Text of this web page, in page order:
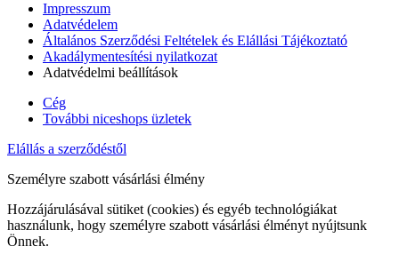
Impresszum
Adatvédelem
Általános Szerződési Feltételek és Elállási Tájékoztató
Akadálymentesítési nyilatkozat
Adatvédelmi beállítások
Cég
További niceshops üzletek
Elállás a szerződéstől
Személyre szabott vásárlási élmény
Hozzájárulásával sütiket (cookies) és egyéb technológiákat
használunk, hogy személyre szabott vásárlási élményt nyújtsunk
Önnek.